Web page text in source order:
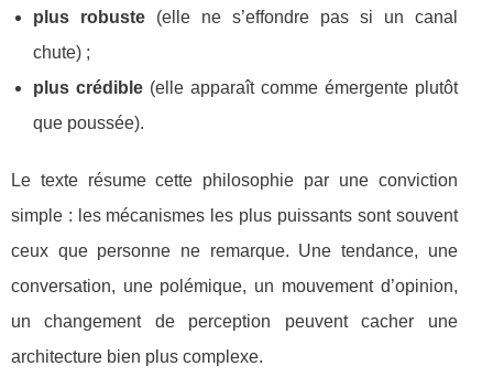
plus robuste(elle ne s’effondre pas si un canal
chute) ;
plus crédible(elle apparaît comme émergente plutôt
que poussée).
Le texte résume cette philosophie par une conviction
simple : les mécanismes les plus puissants sont souvent
ceux que personne ne remarque. Une tendance, une
conversation, une polémique, un mouvement d’opinion,
un changement de perception peuvent cacher une
architecture bien plus complexe.